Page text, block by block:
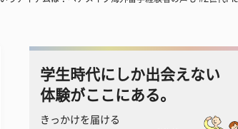
学生時代にしか出会えない
体験がここにある。
きっかけを届ける